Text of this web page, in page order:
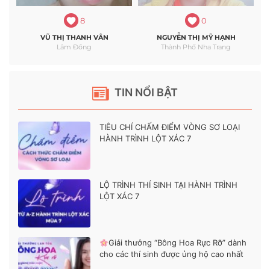
TIN NỔI BẬT
TIÊU CHÍ CHẤM ĐIỂM VÒNG SƠ LOẠI
HÀNH TRÌNH LỘT XÁC 7
LỘ TRÌNH THÍ SINH TẠI HÀNH TRÌNH
LỘT XÁC 7
Giải thưởng “Bông Hoa Rực Rỡ” dành
cho các thí sinh được ủng hộ cao nhất
8
VŨ THỊ THANH VÂN
Lâm Đồng
0
NGUYỄN THỊ MỸ HẠNH
Thành Phố Nha Trang